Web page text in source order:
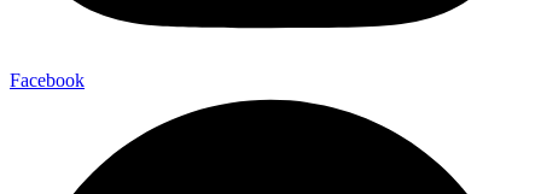
Facebook